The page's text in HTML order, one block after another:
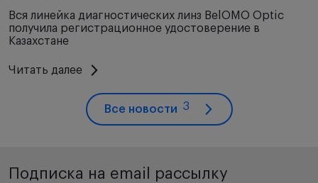
Вся линейка диагностических линз BelOMO Optic
получила регистрационное удостоверение в
Казахстане
Читать далее
Все новости 3
Подписка на email рассылку